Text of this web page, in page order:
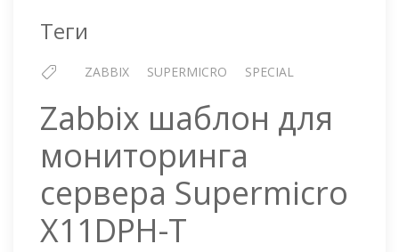
Теги
ZABBIX SUPERMICRO SPECIAL
Zabbix шаблон для
мониторинга
сервера Supermicro
X11DPH-T